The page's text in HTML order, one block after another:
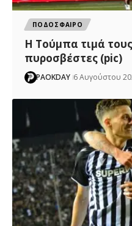
ΠΟΔΟΣΦΑΙΡΟ
H Tούμπα τιμά
πυροσβέστες (pic)
PAOKDAY 6 Αυγούστου